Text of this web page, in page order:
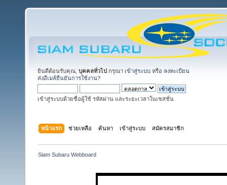
ยินดีต้อนรับคุณ, บุคคลทั่วไป กรุณา เข้าสู่ระบบ หรือ ลงทะเบียน
ส่งอีเมล์ยืนยันการใช้งาน?
เข้าสู่ระบบด้วยชื่อผู้ใช้ รหัสผ่าน และระยะเวลาในเซสชั่น
หน้าแรก ช่วยเหลือ ค้นหา เข้าสู่ระบบ สมัครสมาชิก
Siam Subaru Webboard